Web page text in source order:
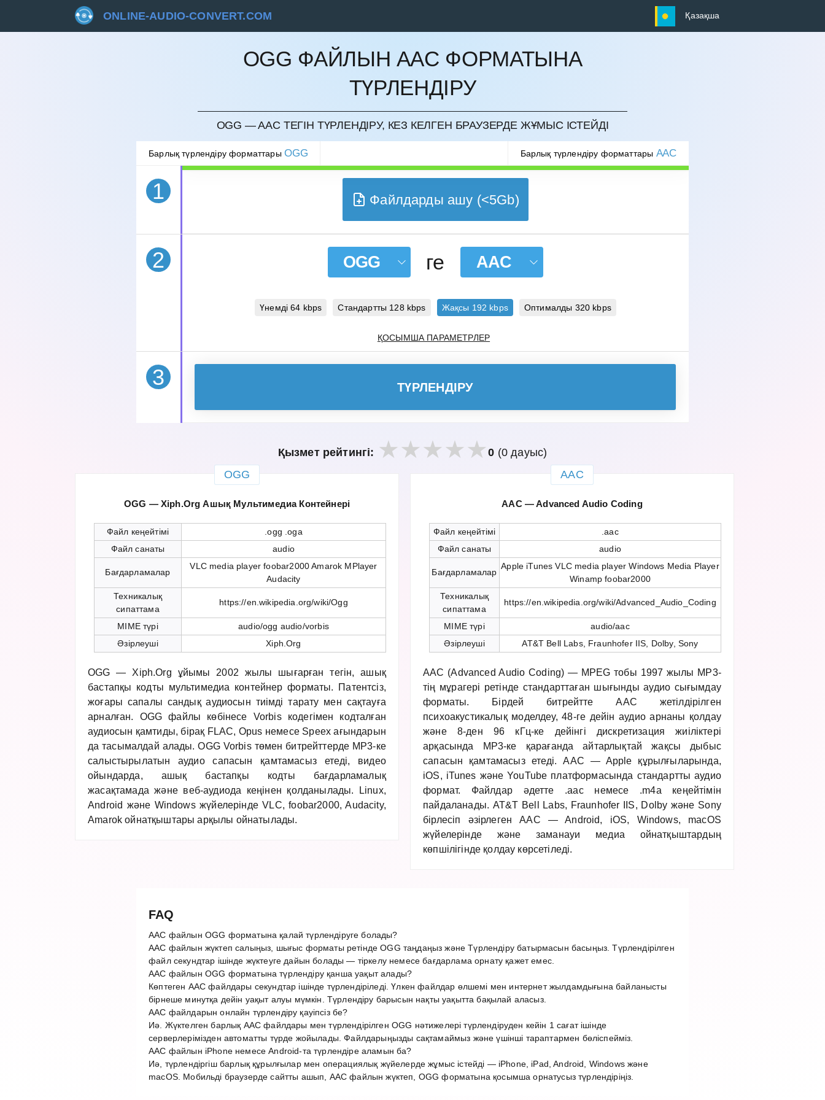
ONLINE-AUDIO-CONVERT.COM Қазақша
OGG ФАЙЛЫН AAC ФОРМАТЫНА
ТҮРЛЕНДІРУ
OGG — AAC ТЕГІН ТҮРЛЕНДІРУ, КЕЗ КЕЛГЕН БРАУЗЕРДЕ ЖҰМЫС ІСТЕЙДІ
Барлық түрлендіру форматтары OGG Барлық түрлендіру форматтары AAC
1
БОЛДЫРМАУ
Файлдарды ашу (<5Gb)
2 OGG ге AAC
Үнемді 64 kbps Стандартты 128 kbps Жақсы 192 kbps Оптималды 320 kbps
ҚОСЫМША ПАРАМЕТРЛЕР
3 ТҮРЛЕНДІРУ
Қызмет рейтингі: 0 (0 дауыс)
OGG
OGG — Xiph.Org Ашық Мультимедиа Контейнері
Файл кеңейтімі
.ogg .oga
Файл санаты
audio
Бағдарламалар
VLC media player foobar2000 Amarok MPlayer
Audacity
Техникалық
сипаттама
https://en.wikipedia.org/wiki/Ogg
MIME түрі
audio/ogg audio/vorbis
Әзірлеуші
Xiph.Org
OGG — Xiph.Org ұйымы 2002 жылы шығарған тегін, ашық
бастапқы кодты мультимедиа контейнер форматы. Патентсіз,
жоғары сапалы сандық аудиосын тиімді тарату мен сақтауға
арналған. OGG файлы көбінесе Vorbis кодегімен кодталған
аудиосын қамтиды, бірақ FLAC, Opus немесе Speex ағындарын
да тасымалдай алады. OGG Vorbis төмен битрейттерде MP3-ке
салыстырылатын аудио сапасын қамтамасыз етеді, видео
ойындарда, ашық бастапқы кодты бағдарламалық
жасақтамада және веб-аудиода кеңінен қолданылады. Linux,
Android және Windows жүйелерінде VLC, foobar2000, Audacity,
Amarok ойнатқыштары арқылы ойнатылады.
AAC
AAC — Advanced Audio Coding
Файл кеңейтімі
.aac
Файл санаты
audio
Бағдарламалар
Apple iTunes VLC media player Windows Media Player
Winamp foobar2000
Техникалық
сипаттама
https://en.wikipedia.org/wiki/Advanced_Audio_Coding
MIME түрі
audio/aac
Әзірлеуші
AT&T Bell Labs, Fraunhofer IIS, Dolby, Sony
AAC (Advanced Audio Coding) — MPEG тобы 1997 жылы MP3-
тің мұрагері ретінде стандарттаған шығынды аудио сығымдау
форматы. Бірдей битрейтте AAC жетілдірілген
психоакустикалық моделдеу, 48-ге дейін аудио арнаны қолдау
және 8-ден 96 кГц-ке дейінгі дискретизация жиіліктері
арқасында MP3-ке қарағанда айтарлықтай жақсы дыбыс
сапасын қамтамасыз етеді. AAC — Apple құрылғыларында,
iOS, iTunes және YouTube платформасында стандартты аудио
формат. Файлдар әдетте .aac немесе .m4a кеңейтімін
пайдаланады. AT&T Bell Labs, Fraunhofer IIS, Dolby және Sony
бірлесіп әзірлеген AAC — Android, iOS, Windows, macOS
жүйелерінде және заманауи медиа ойнатқыштардың
көпшілігінде қолдау көрсетіледі.
FAQ
AAC файлын OGG форматына қалай түрлендіруге болады?
AAC файлын жүктеп салыңыз, шығыс форматы ретінде OGG таңдаңыз және Түрлендіру батырмасын басыңыз. Түрлендірілген
файл секундтар ішінде жүктеуге дайын болады — тіркелу немесе бағдарлама орнату қажет емес.
AAC файлын OGG форматына түрлендіру қанша уақыт алады?
Көптеген AAC файлдары секундтар ішінде түрлендіріледі. Үлкен файлдар өлшемі мен интернет жылдамдығына байланысты
бірнеше минутқа дейін уақыт алуы мүмкін. Түрлендіру барысын нақты уақытта бақылай аласыз.
AAC файлдарын онлайн түрлендіру қауіпсіз бе?
Иә. Жүктелген барлық AAC файлдары мен түрлендірілген OGG нәтижелері түрлендіруден кейін 1 сағат ішінде
серверлерімізден автоматты түрде жойылады. Файлдарыңызды сақтамаймыз және үшінші тараптармен бөліспейміз.
AAC файлын iPhone немесе Android-та түрлендіре аламын ба?
Иә, түрлендіргіш барлық құрылғылар мен операциялық жүйелерде жұмыс істейді — iPhone, iPad, Android, Windows және
macOS. Мобильді браузерде сайтты ашып, AAC файлын жүктеп, OGG форматына қосымша орнатусыз түрлендіріңіз.